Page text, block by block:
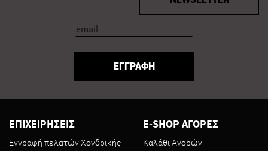
ΕΓΓΡΑΦΗ
ΕΠΙΧΕΙΡΗΣΕΙΣ
Εγγραφή πελατών Χονδρικής
E-SHOP ΑΓΟΡΕΣ
Καλάθι Αγορών